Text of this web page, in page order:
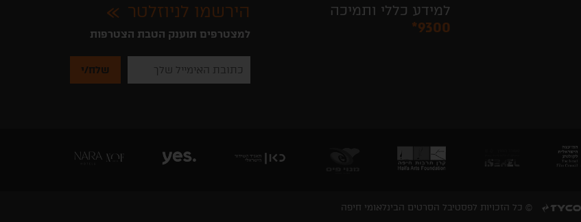
למידע כללי ותמיכה
*9300
הירשמו לניוזלטר
למצטרפים תוענק הטבת הצטרפות
להזין
את
ניוזלטרים
© כל הזכויות לפסטיבל הסרטים הבינלאומי חיפה